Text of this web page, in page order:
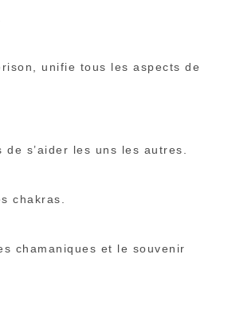
unifie tous les aspects de
de s’aider les uns les autres.
chakras.
chamaniques et le souvenir